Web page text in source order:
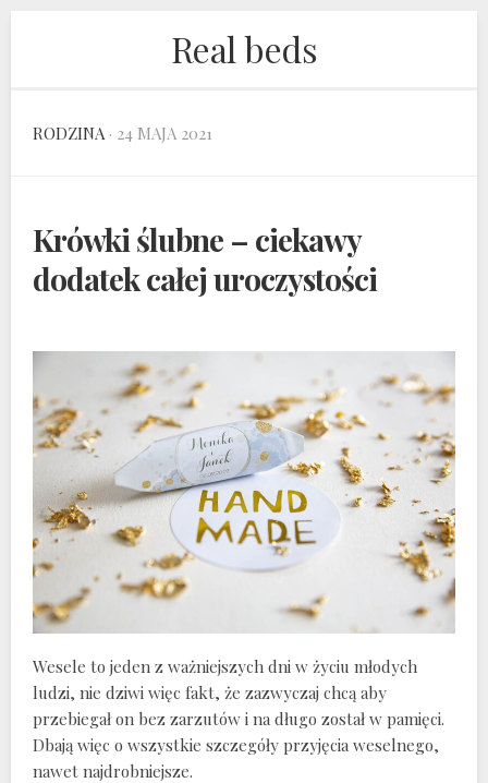
Real beds
RODZINA· 24 MAJA 2021
Krówki ślubne – ciekawy
dodatek całej uroczystości
Wesele to jeden z ważniejszych dni w życiu młodych
ludzi, nie dziwi więc fakt, że zazwyczaj chcą aby
przebiegał on bez zarzutów i na długo został w pamięci.
Dbają więc o wszystkie szczegóły przyjęcia weselnego,
nawet najdrobniejsze.